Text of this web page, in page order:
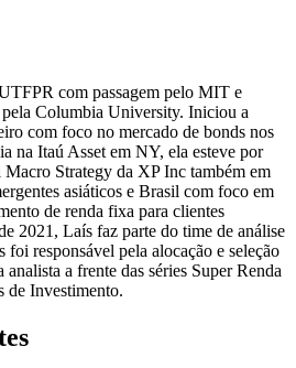
com passagem pelo MIT e
pela Columbia University. Iniciou a
com foco no mercado de bonds nos
na Itaú Asset em NY, ela esteve por
Strategy da XP Inc também em
asiáticos e Brasil com foco em
de renda fixa para clientes
2021, Laís faz parte do time de análise
responsável pela alocação e seleção
a frente das séries Super Renda
de Investimento.